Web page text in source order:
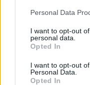
Personal Data
I want to opt-out
personal data.
Opted In
I want to opt-out
Personal Data.
Opted In
ΔΙΑΒΆΣΤΕ